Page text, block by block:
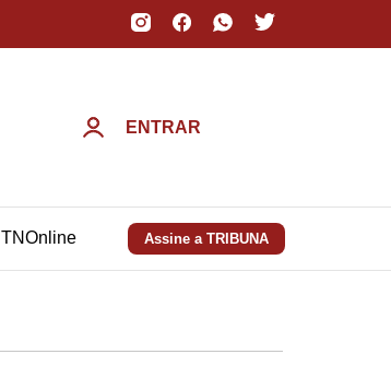
ENTRAR
TNOnline Assine a TRIBUNA